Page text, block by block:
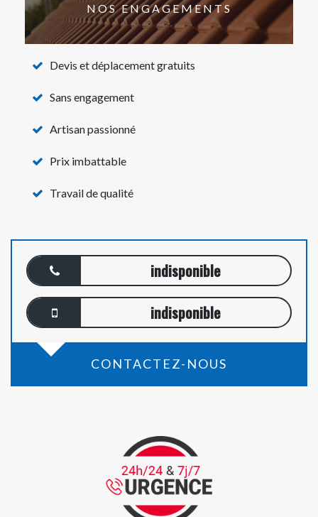
NOS ENGAGEMENTS
Devis et déplacement gratuits
Sans engagement
Artisan passionné
Prix imbattable
Travail de qualité
indisponible
indisponible
CONTACTEZ-NOUS